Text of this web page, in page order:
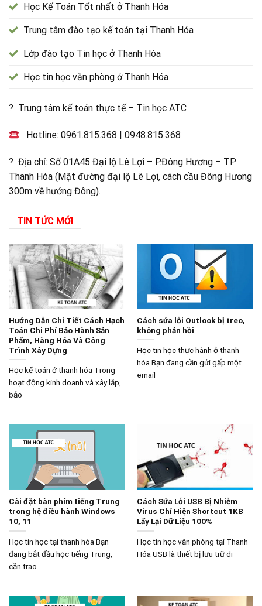
Học Kế Toán Tốt nhất ở Thanh Hóa
Trung tâm đào tạo kế toán tại Thanh Hóa
Lớp đào tạo Tin học ở Thanh Hóa
Học tin học văn phòng ở Thanh Hóa
? Trung tâm kế toán thực tế – Tin học ATC
Hotline:0961.815.368 |0948.815.368
? Địa chỉ: Số 01A45 Đại lộ Lê Lợi – P.Đông Hương – TP
Thanh Hóa (Mặt đường đại lộ Lê Lợi, cách cầu Đông Hương
300m về hướng Đông).
TIN TỨC MỚI
Hướng Dẫn Chi Tiết Cách Hạch
Toán Chi Phí Bảo Hành Sản
Phẩm, Hàng Hóa Và Công
Trình Xây Dựng
Học kế toán ở thanh hóa Trong
hoạt động kinh doanh và xây lắp,
bảo
Cách sửa lỗi Outlook bị treo,
không phản hồi
Học tin học thực hành ở thanh
hóa Bạn đang cần gửi gấp một
email
Cài đặt bàn phím tiếng Trung
trong hệ điều hành Windows
10, 11
Học tin học tại thanh hóa Bạn
đang bắt đầu học tiếng Trung,
cần trao
Cách Sửa Lỗi USB Bị Nhiễm
Virus Chỉ Hiện Shortcut 1KB
Lấy Lại Dữ Liệu 100%
Học tin học văn phòng tại Thanh
Hóa USB là thiết bị lưu trữ di